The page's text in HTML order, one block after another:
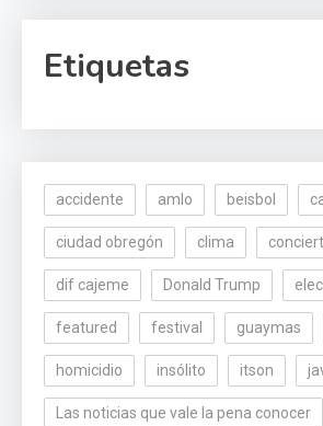
Etiquetas
accidente amlo beisbol
ciudad obregón clima
dif cajeme Donald Trump
featured festival guaymas
homicidio insólito itson
Las noticias que vale la pena conocer